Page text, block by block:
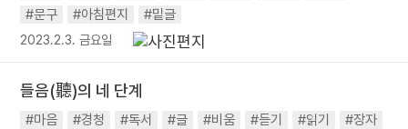
#문구
#아침편지 #밑글
2023.2.3. 금요일
들음(聽)의 네 단계
#마음 #경청 #독서 #글 #비움 #듣기 #읽기
#장자